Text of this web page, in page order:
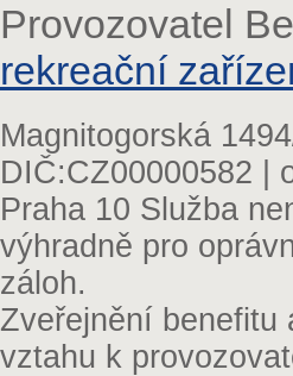
Provozovatel
rekreační
Magnitogorská
DIČ:CZ00000582 |
Praha 10 Služba
výhradně pro
záloh.
Zveřejnění benefitu
vztahu k